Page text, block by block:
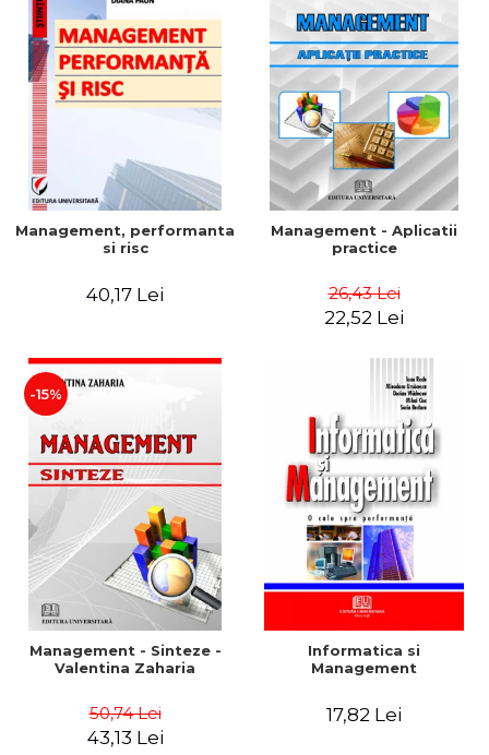
Management, performanta
si risc
40,17 Lei
Management - Aplicatii
practice
26,43 Lei
22,52 Lei
-15%
Management - Sinteze -
Valentina Zaharia
50,74 Lei
43,13 Lei
Informatica si
Management
17,82 Lei